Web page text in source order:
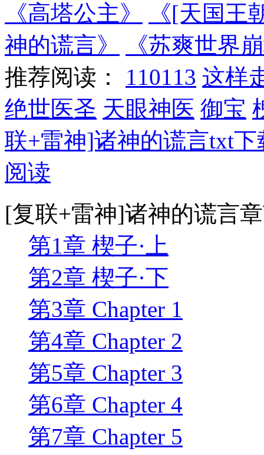
《高塔公主》
《[天国王
神的谎言》
《苏爽世界
推荐阅读： 110113 这样
绝世医圣 天眼神医 御宝
联+雷神]诸神的谎言txt下
阅读
[复联+雷神]诸神的谎言
第1章 楔子·上
第2章 楔子·下
第3章 Chapter 1
第4章 Chapter 2
第5章 Chapter 3
第6章 Chapter 4
第7章 Chapter 5